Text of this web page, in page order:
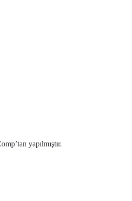
yapılmıştır.